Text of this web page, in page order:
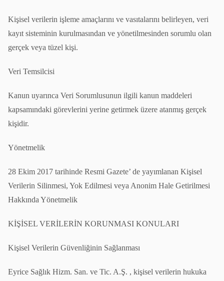
Kişisel verilerin işleme amaçlarını ve vasıtalarını belirleyen, veri
kayıt sisteminin kurulmasından ve yönetilmesinden sorumlu olan
gerçek veya tüzel kişi.
Veri Temsilcisi
Kanun uyarınca Veri Sorumlusunun ilgili kanun maddeleri
kapsamındaki görevlerini yerine getirmek üzere atanmış gerçek
kişidir.
Yönetmelik
28 Ekim 2017 tarihinde Resmi Gazete’ de yayımlanan Kişisel
Verilerin Silinmesi, Yok Edilmesi veya Anonim Hale Getirilmesi
Hakkında Yönetmelik
KİŞİSEL VERİLERİN KORUNMASI KONULARI
Kişisel Verilerin Güvenliğinin Sağlanması
Eyrice Sağlık Hizm. San. ve Tic. A.Ş. , kişisel verilerin hukuka